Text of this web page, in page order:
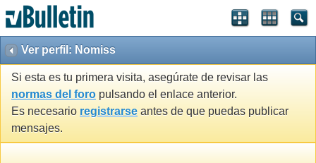
Ver perfil: Nomiss
Si esta es tu primera visita, asegúrate de revisar las
normas del foro pulsando el enlace anterior.
Es necesario registrarse antes de que puedas publicar
mensajes.